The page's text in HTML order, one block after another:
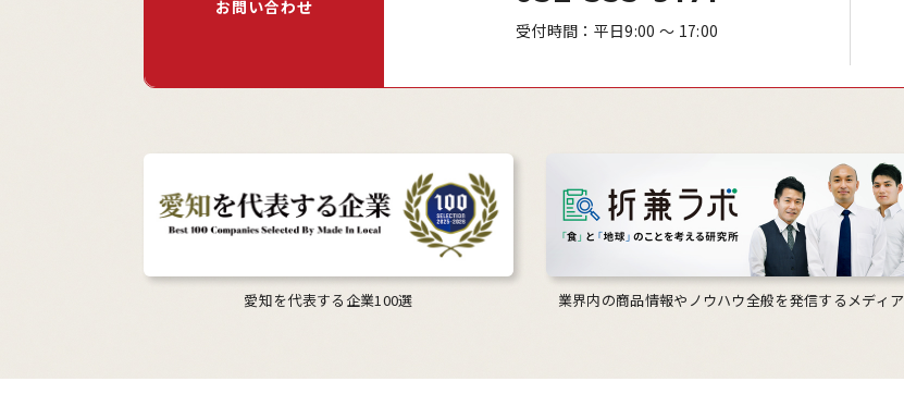
お問い合わせ
受付時間：平日9:00 ～ 17:00
愛知を代表する企業100選 業界内の商品情報やノウハウ全般を発信するメディア